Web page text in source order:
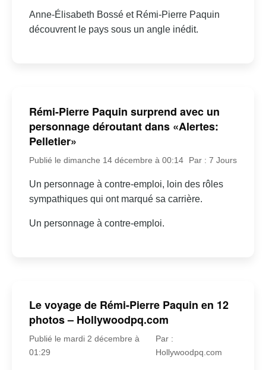
Anne-Élisabeth Bossé et Rémi-Pierre Paquin
découvrent le pays sous un angle inédit.
Rémi-Pierre Paquin surprend avec un
personnage déroutant dans «Alertes:
Pelletier»
Publié le dimanche 14 décembre à 00:14 Par : 7 Jours
Un personnage à contre-emploi, loin des rôles
sympathiques qui ont marqué sa carrière.
Un personnage à contre-emploi.
Le voyage de Rémi-Pierre Paquin en 12
photos – Hollywoodpq.com
Publié le mardi 2 décembre à
01:29
Par :
Hollywoodpq.com